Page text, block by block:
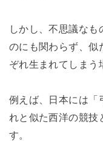
しかし、不思議な
のにも関わらず、似
ぞれ生まれてしまう
例えば、日本には「
れと似た西洋の競技
す。